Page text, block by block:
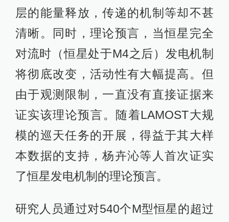
层的能量释放，传递的机制等却不甚
清晰。同时，理论预言，当恒星完全
对流时（恒星处于M4之后）发电机制
将彻底改变，活动性有大幅提高。但
由于观测限制，一直没有直接证据来
证实该理论预言。随着LAMOST大规
模的巡天任务的开展，得益于其大样
本数据的支持，杨卉沁等人首次证实
了恒星发电机制的理论预言。
研究人员通过对540个M型恒星的超过